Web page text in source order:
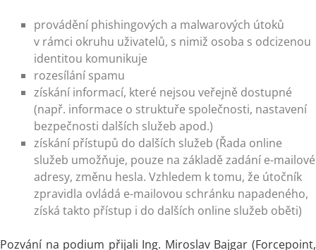
provádění phishingových a malwarových útoků
v rámci okruhu uživatelů, s nimiž osoba s odcizenou
identitou komunikuje
rozesílání spamu
získání informací, které nejsou veřejně dostupné
(např. informace o struktuře společnosti, nastavení
bezpečnosti dalších služeb apod.)
získání přístupů do dalších služeb (Řada online
služeb umožňuje, pouze na základě zadání e-mailové
adresy, změnu hesla. Vzhledem k tomu, že útočník
zpravidla ovládá e-mailovou schránku napadeného,
získá takto přístup i do dalších online služeb oběti)
Pozvání na podium přijali Ing. Miroslav Bajgar (Forcepoint,